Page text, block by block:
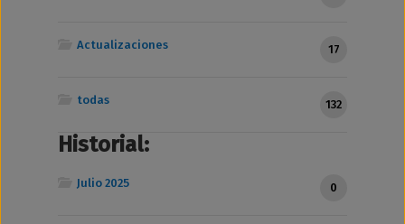
Actualizaciones 17
todas 132
Historial:
Julio 2025 0